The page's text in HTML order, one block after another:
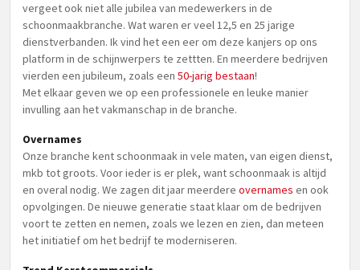
vergeet ook niet alle jubilea van medewerkers in de
schoonmaakbranche. Wat waren er veel 12,5 en 25 jarige
dienstverbanden. Ik vind het een eer om deze kanjers op ons
platform in de schijnwerpers te zettten. En meerdere bedrijven
vierden een jubileum, zoals een 50-jarig bestaan!
Met elkaar geven we op een professionele en leuke manier
invulling aan het vakmanschap in de branche.
Overnames
Onze branche kent schoonmaak in vele maten, van eigen dienst,
mkb tot groots. Voor ieder is er plek, want schoonmaak is altijd
en overal nodig. We zagen dit jaar meerdere overnames en ook
opvolgingen. De nieuwe generatie staat klaar om de bedrijven
voort te zetten en nemen, zoals we lezen en zien, dan meteen
het initiatief om het bedrijf te moderniseren.